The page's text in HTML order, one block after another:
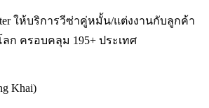
ให้บริการวีซ่าคู่หมั้น/แต่งงานกับลูกค้า
ก ครอบคลุม 195+ ประเทศ
Khai)